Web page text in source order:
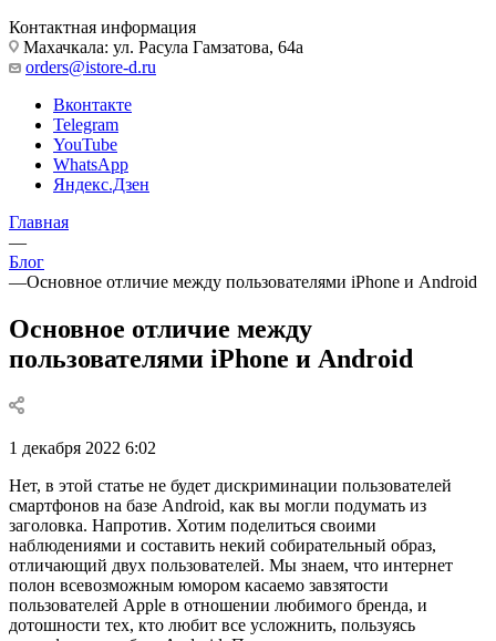
Контактная информация
Махачкала: ул. Расула Гамзатова, 64а
orders@istore-d.ru
Вконтакте
Telegram
YouTube
WhatsApp
Яндекс.Дзен
Главная
—
Блог
—Основное отличие между пользователями iPhone и Android
Основное отличие между
пользователями iPhone и Android
1 декабря 2022 6:02
Нет, в этой статье не будет дискриминации пользователей
смартфонов на базе Android, как вы могли подумать из
заголовка. Напротив. Хотим поделиться своими
наблюдениями и составить некий собирательный образ,
отличающий двух пользователей. Мы знаем, что интернет
полон всевозможным юмором касаемо завзятости
пользователей Apple в отношении любимого бренда, и
дотошности тех, кто любит все усложнить, пользуясь